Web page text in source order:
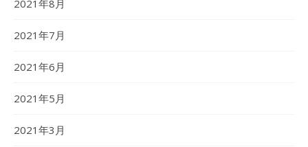
2021年8月
2021年7月
2021年6月
2021年5月
2021年3月